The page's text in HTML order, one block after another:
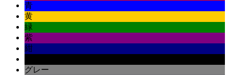
青
黄
緑
紫
紺
グレー